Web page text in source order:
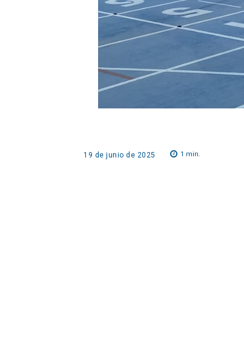
19 de junio de 2025 1 min.